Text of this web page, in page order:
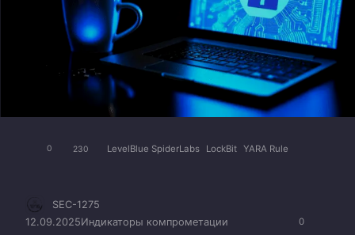
0 230 LevelBlue SpiderLabs LockBit YARA Rule
0
SEC-1275
12.09.2025Индикаторы компрометации